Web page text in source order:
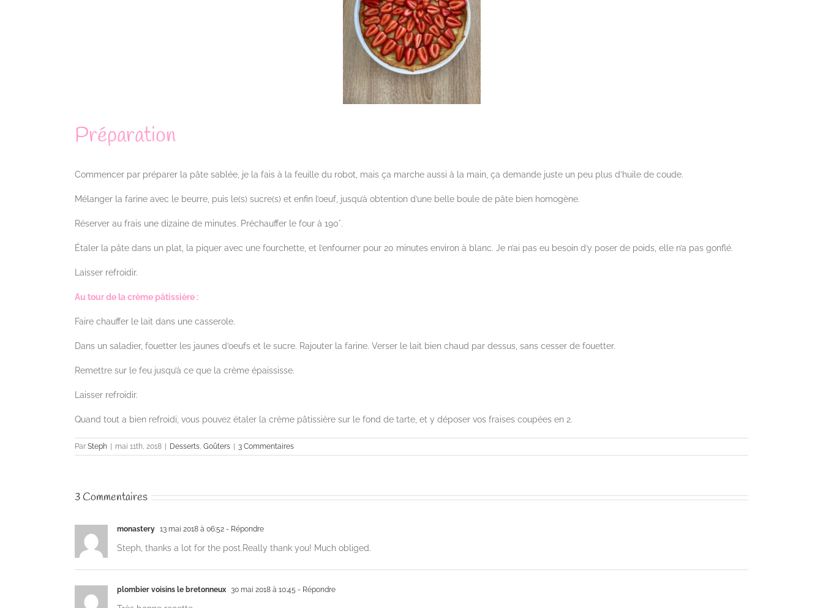
Préparation
Commencer par préparer la pâte sablée, je la fais à la feuille du robot, mais ça marche aussi à la main, ça demande juste un peu plus d’huile de coude.
Mélanger la farine avec le beurre, puis le(s) sucre(s) et enfin l’oeuf, jusqu’à obtention d’une belle boule de pâte bien homogène.
Réserver au frais une dizaine de minutes. Préchauffer le four à 190°.
Étaler la pâte dans un plat, la piquer avec une fourchette, et l’enfourner pour 20 minutes environ à blanc. Je n’ai pas eu besoin d’y poser de poids, elle n’a pas gonflé.
Laisser refroidir.
Au tour de la crème pâtissière :
Faire chauffer le lait dans une casserole.
Dans un saladier, fouetter les jaunes d’oeufs et le sucre. Rajouter la farine. Verser le lait bien chaud par dessus, sans cesser de fouetter.
Remettre sur le feu jusqu’à ce que la crème épaississe.
Laisser refroidir.
Quand tout a bien refroidi, vous pouvez étaler la crème pâtissière sur le fond de tarte, et y déposer vos fraises coupées en 2.
Par Steph | mai 11th, 2018 | Desserts Goûters | 3 Commentaires
3 Commentaires
monastery 13 mai 2018 à 06:52 - Répondre
Steph, thanks a lot for the post.Really thank you! Much obliged.
plombier voisins le bretonneux 30 mai 2018 à 10:45 - Répondre